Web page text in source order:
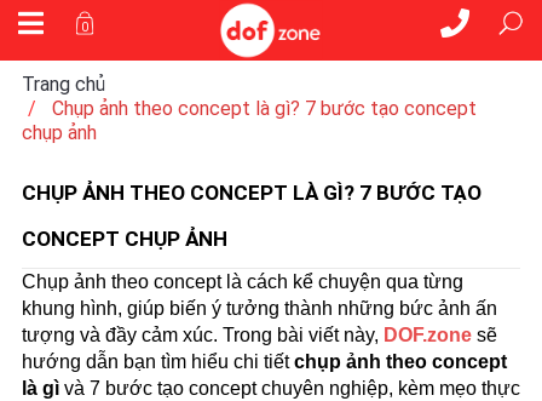
0
Trang chủ
Chụp ảnh theo concept là gì? 7 bước tạo concept
chụp ảnh
CHỤP ẢNH THEO CONCEPT LÀ GÌ? 7 BƯỚC TẠO
CONCEPT CHỤP ẢNH
Chụp ảnh theo concept là cách kể chuyện qua từng
khung hình, giúp biến ý tưởng thành những bức ảnh ấn
tượng và đầy cảm xúc. Trong bài viết này, DOF.zone sẽ
hướng dẫn bạn tìm hiểu chi tiết chụp ảnh theo concept
là gì và 7 bước tạo concept chuyên nghiệp, kèm mẹo thực